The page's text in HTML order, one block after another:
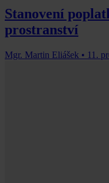
Stanovení
prostranství
Mgr. Martin Eliášek • 11.